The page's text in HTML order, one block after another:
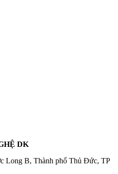
DK
Long B, Thành phố Thủ Đức, TP